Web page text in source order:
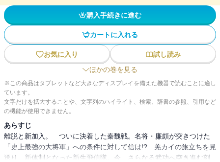
購入手続きに進む
カートに入れる
お気に入り
試し読み
ほかの巻を見る
※この商品はタブレットなど大きなディスプレイを備えた機器で読むことに適し
ています。
文字だけを拡大することや、文字列のハイライト、検索、辞書の参照、引用など
の機能が使用できません。
あらすじ
離脱と新加入。 ついに決着した秦魏戦。名将・廉頗が突きつけた
「史上最強の大将軍」への条件に対して信は!? 羌カイの旅立ちを見
送り、新体制となった新生飛信隊。今、さらなる武功へ突き進む刻